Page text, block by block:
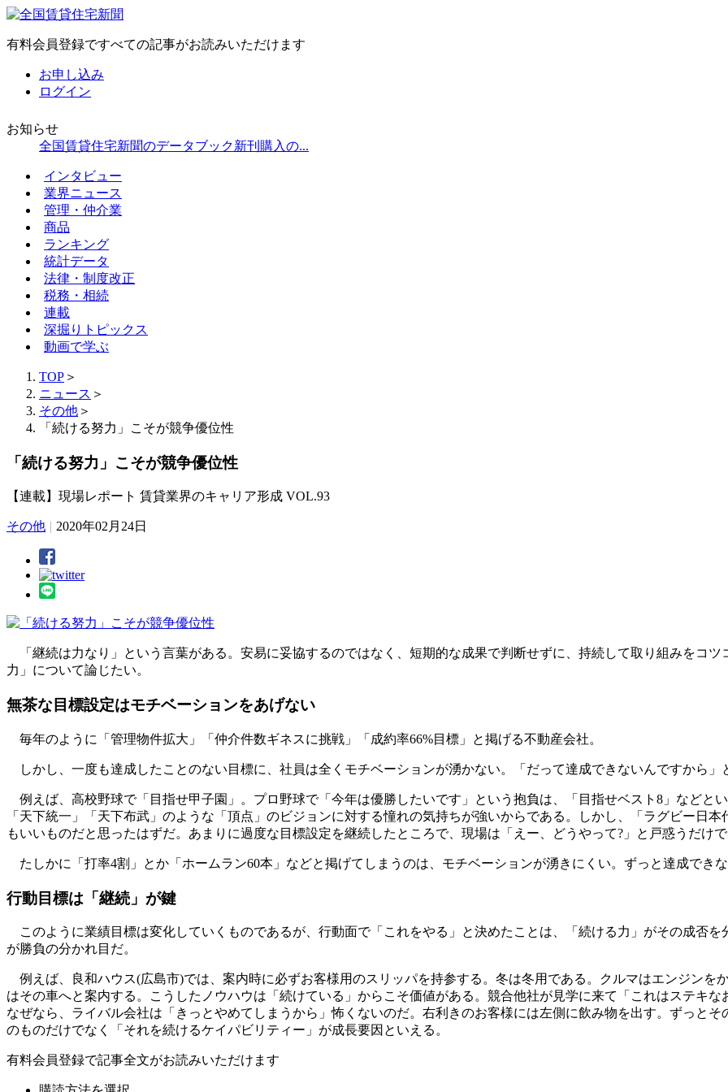
有料会員登録ですべての記事がお読みいただけます
お申し込み
ログイン
お知らせ
全国賃貸住宅新聞のデータブック新刊購入の...
インタビュー
業界ニュース
管理・仲介業
商品
ランキング
統計データ
法律・制度改正
税務・相続
連載
深掘りトピックス
動画で学ぶ
TOP ＞
ニュース ＞
その他 ＞
「続ける努力」こそが競争優位性
「続ける努力」こそが競争優位性
【連載】現場レポート 賃貸業界のキャリア形成 VOL.93
その他 | 2020年02月24日
「継続は力なり」という言葉がある。安易に妥協するのではなく、短期的な成果で判断せずに、持続して取り組みをコ
力」について論じたい。
無茶な目標設定はモチベーションをあげない
毎年のように「管理物件拡大」「仲介件数ギネスに挑戦」「成約率66%目標」と掲げる不動産会社。
しかし、一度も達成したことのない目標に、社員は全くモチベーションが湧かない。「だって達成できないんですから
例えば、高校野球で「目指せ甲子園」。プロ野球で「今年は優勝したいです」という抱負は、「目指せベスト8」などと
「天下統一」「天下布武」のような「頂点」のビジョンに対する憧れの気持ちが強いからである。しかし、「ラグビー日
もいいものだと思ったはずだ。あまりに過度な目標設定を継続したところで、現場は「えー、どうやって?」と戸惑うだけ
たしかに「打率4割」とか「ホームラン60本」などと掲げてしまうのは、モチベーションが湧きにくい。ずっと達成でき
行動目標は「継続」が鍵
このように業績目標は変化していくものであるが、行動面で「これをやる」と決めたことは、「続ける力」がその成否
が勝負の分かれ目だ。
例えば、良和ハウス(広島市)では、案内時に必ずお客様用のスリッパを持参する。冬は冬用である。クルマはエンジンを
はその車へと案内する。こうしたノウハウは「続けている」からこそ価値がある。競合他社が見学に来て「これはステキ
なぜなら、ライバル会社は「きっとやめてしまうから」怖くないのだ。右利きのお客様には左側に飲み物を出す。ずっと
のものだけでなく「それを続けるケイパビリティー」が成長要因といえる。
有料会員登録で記事全文がお読みいただけます